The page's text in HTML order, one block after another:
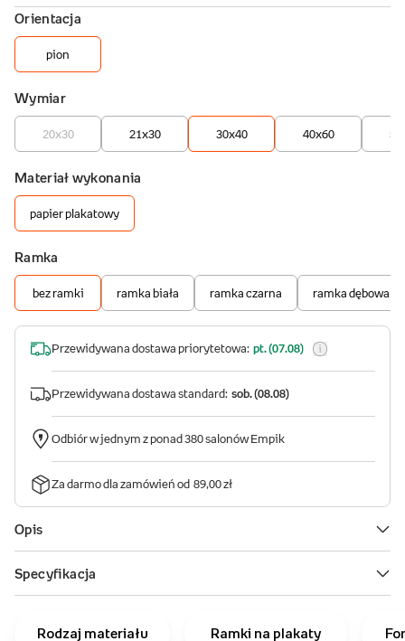
Rodzaj materiału Ramki na plakaty